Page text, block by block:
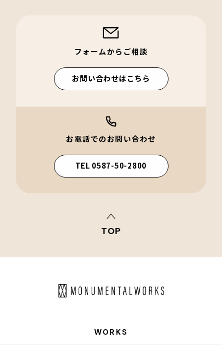
フォームからご相談
お問い合わせはこちら
お電話でのお問い合わせ
TEL 0587-50-2800
TOP
WORKS